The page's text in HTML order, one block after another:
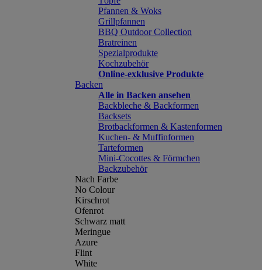
Pfannen & Woks
Grillpfannen
BBQ Outdoor Collection
Bratreinen
Spezialprodukte
Kochzubehör
Online-exklusive Produkte
Backen
Alle in Backen ansehen
Backbleche & Backformen
Backsets
Brotbackformen & Kastenformen
Kuchen- & Muffinformen
Tarteformen
Mini-Cocottes & Förmchen
Backzubehör
Nach Farbe
No Colour
Kirschrot
Ofenrot
Schwarz matt
Meringue
Azure
Flint
White